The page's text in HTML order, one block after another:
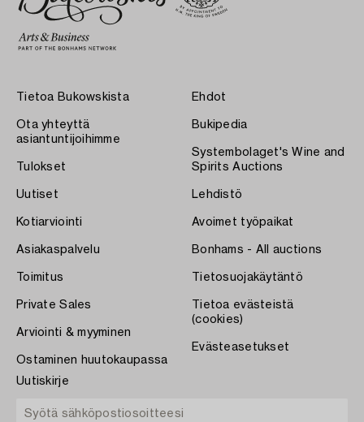
Tietoa Bukowskista
Ota yhteyttä
asiantuntijoihimme
Tulokset
Uutiset
Kotiarviointi
Asiakaspalvelu
Toimitus
Private Sales
Arviointi & myyminen
Ostaminen huutokaupassa
Ehdot
Bukipedia
Systembolaget's Wine and
Spirits Auctions
Lehdistö
Avoimet työpaikat
Bonhams - All auctions
Tietosuojakäytäntö
Tietoa evästeistä
(cookies)
Evästeasetukset
Uutiskirje